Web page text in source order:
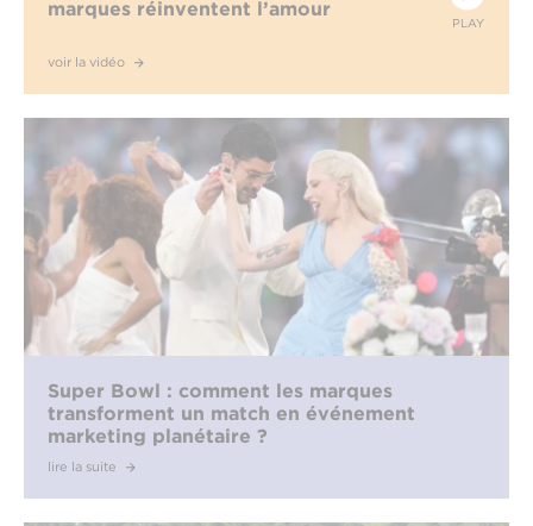
PLAY
marques réinventent l’amour
voir la vidéo
Super Bowl : comment les marques
transforment un match en événement
marketing planétaire ?
lire la suite